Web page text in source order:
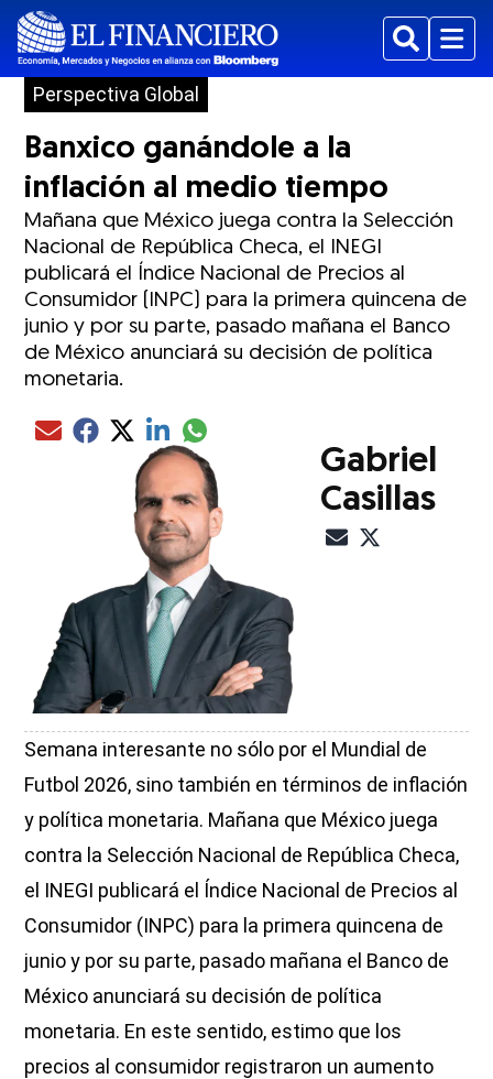
BuscarMenu
Perspectiva Global
Banxico ganándole a la
inflación al medio tiempo
Mañana que México juega contra la Selección
Nacional de República Checa, el INEGI
publicará el Índice Nacional de Precios al
Consumidor (INPC) para la primera quincena de
junio y por su parte, pasado mañana el Banco
de México anunciará su decisión de política
monetaria.
Compartir el artículo actual mediante Email
Compartir el artículo actual mediante Facebook
Compartir el artículo actual mediante Twitter
Compartir el artículo actual mediante LinkedIn
Compartir el artículo actual mediante
Gabriel
Casillas
Semana interesante no sólo por el Mundial de
Futbol 2026, sino también en términos de inflación
y política monetaria. Mañana que México juega
contra la Selección Nacional de República Checa,
el INEGI publicará el Índice Nacional de Precios al
Consumidor (INPC) para la primera quincena de
junio y por su parte, pasado mañana el Banco de
México anunciará su decisión de política
monetaria. En este sentido, estimo que los
precios al consumidor registraron un aumento